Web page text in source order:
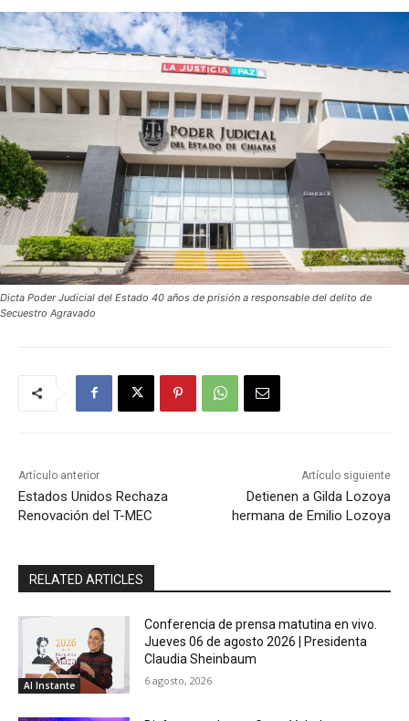
Dicta Poder Judicial del Estado 40 años de prisión a responsable del delito de
Secuestro Agravado
Artículo anterior
Estados Unidos Rechaza
Renovación del T-MEC
Artículo siguiente
Detienen a Gilda Lozoya
hermana de Emilio Lozoya
RELATED ARTICLES
Al Instante
Conferencia de prensa matutina en vivo.
Jueves 06 de agosto 2026 | Presidenta
Claudia Sheinbaum
6 agosto, 2026